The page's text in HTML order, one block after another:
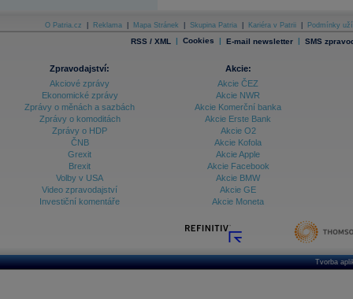
O Patria.cz Reklama Mapa Stránek Skupina Patria Kariéra v Patrii Podmínky
RSS / XML | Cookies | E-mail newsletter | SMS
Zpravodajství:
Akciové zprávy
Ekonomické zprávy
Zprávy o měnách a sazbách
Zprávy o komoditách
Zprávy o HDP
ČNB
Grexit
Brexit
Volby v USA
Video zpravodajství
Investiční komentáře
Akcie:
Akcie ČEZ
Akcie NWR
Akcie Komerční banka
Akcie Erste Bank
Akcie O2
Akcie Kofola
Akcie Apple
Akcie Facebook
Akcie BMW
Akcie GE
Akcie Moneta
Tvorba